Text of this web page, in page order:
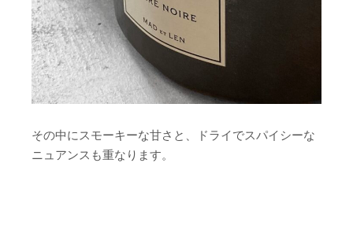
その中にスモーキーな甘さと、ドライでスパイシーな
ニュアンスも重なります。